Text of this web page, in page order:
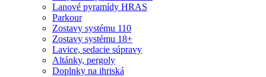
Lanové pyramídy HRAS
Parkour
Zostavy systému 110
Zostavy systému 18+
Lavice, sedacie súpravy
Altánky, pergoly
Doplnky na ihriská